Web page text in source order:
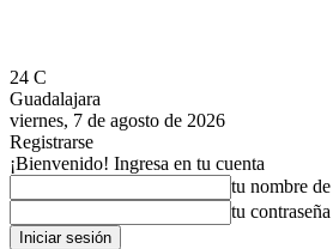
24 C
Guadalajara
viernes, 7 de agosto de 2026
Registrarse
¡Bienvenido! Ingresa en tu cuenta
tu nombre
tu contraseña